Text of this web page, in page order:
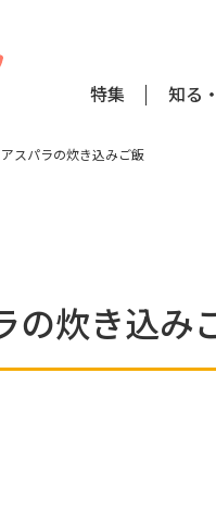
特集 知る
スパラの炊き込みご飯
の炊き込み